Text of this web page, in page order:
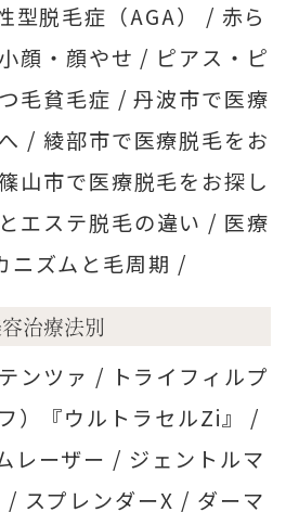
型脱毛症（AGA） / 赤ら
小顔・顔やせ / ピアス・ピ
毛貧毛症 /丹波市で医療
/ 綾部市で医療脱毛をお
山市で医療脱毛をお探し
エステ脱毛の違い / 医療
ニズムと毛周期 /
治療法別
ンツァ / トライフィルプ
）『ウルトラセルZi』 /
レーザー / ジェントルマ
/ スプレンダーX / ダーマ